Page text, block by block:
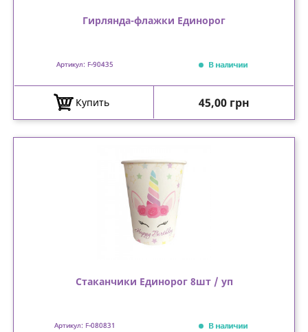
Гирлянда-флажки Единорог
Артикул: F-90435 В наличии
Купить Цена
45,00 грн
Стаканчики Единорог 8шт / уп
Артикул: F-080831 В наличии